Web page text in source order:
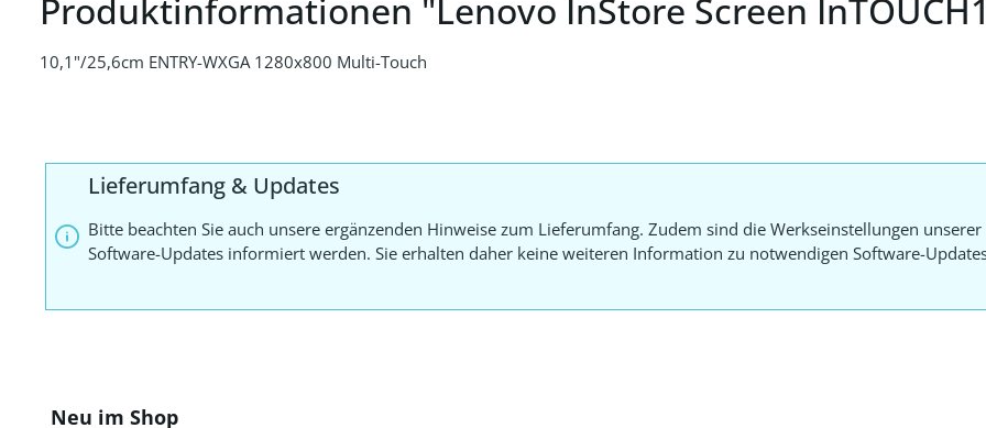
Produktinformationen "Lenovo InStore Screen
10,1"/25,6cm ENTRY-WXGA 1280x800 Multi-Touch
Lieferumfang & Updates
Bitte beachten Sie auch unsere ergänzenden Hinweise zum Lieferumfang. Zudem sind die Werkseinstellungen
Software-Updates informiert werden. Sie erhalten daher keine weiteren Information zu notwendigen Software-
Produktgalerie überspringen
Neu im Shop